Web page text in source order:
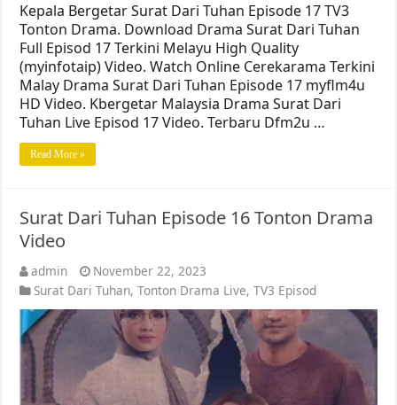
Kepala Bergetar Surat Dari Tuhan Episode 17 TV3
Tonton Drama. Download Drama Surat Dari Tuhan
Full Episod 17 Terkini Melayu High Quality
(myinfotaip) Video. Watch Online Cerekarama Terkini
Malay Drama Surat Dari Tuhan Episode 17 myflm4u
HD Video. Kbergetar Malaysia Drama Surat Dari
Tuhan Live Episod 17 Video. Terbaru Dfm2u …
Read More »
Surat Dari Tuhan Episode 16 Tonton Drama
Video
admin
November 22, 2023
Surat Dari Tuhan,Tonton Drama Live,TV3 Episod